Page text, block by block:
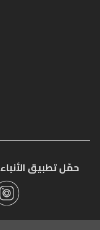
حمّل تطبيق الأنباء